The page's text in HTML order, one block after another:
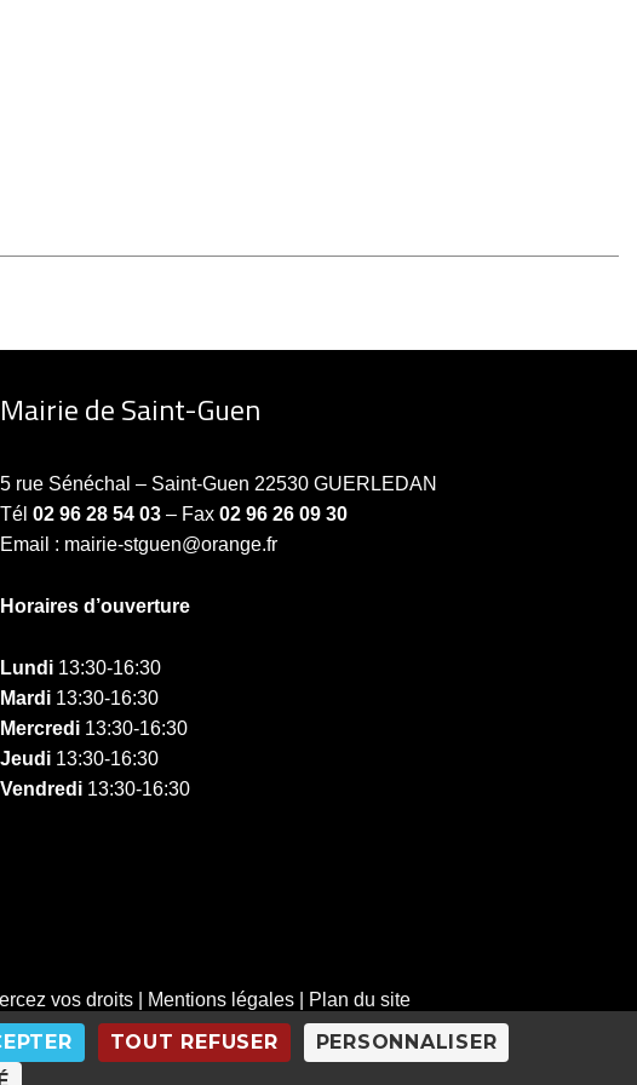
Mairie de Saint-Guen
5 rue Sénéchal – Saint-Guen 22530 GUERLEDAN
Tél02 96 28 54 03 – Fax02 96 26 09 30
Email : mairie-stguen@orange.fr
Horaires d’ouverture
Lundi 13:30-16:30
Mardi 13:30-16:30
Mercredi 13:30-16:30
Jeudi 13:30-16:30
Vendredi 13:30-16:30
vos droits Mentions légales Plan du site
TOUT REFUSER
PERSONNALISER